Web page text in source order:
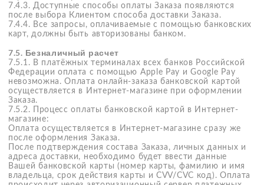
7.8. Получение заказа
7.8.1. При получении заказа рекомендуем проверить
целостность внешней упаковки.
Обращаем Ваше внимание: нельзя вскрывать
индивидуальную упаковку Товара.
заказанному Вами нужно обратиться в Службу
Поддержки клиентов по телефону +7 (499) 398-09-65 или
написав в онлайн-чат Whatsappили Telegram
+7926 5 060
905.
7.8.3. Возврат Заказа возможен только через
оформление заявки, направленной
на электронную почту
hello@meisense.com. Возврат Заказа курьеру
невозможен. В случае возникновения вопросов
вы всегда можете обратиться в Службу
поддержки клиентов по телефону +7 (499) 398-
09-65 или написав в онлайн-чат
Telegram
7.9. Получение заказа
Доставка и вручение предоплаченных Заказов
осуществляется по адресу, указанному при оформлении
Заказа.